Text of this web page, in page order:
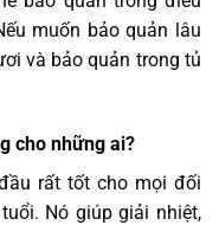
muốn bảo quản lâu
và bảo quản trong tủ
cho những ai?
rất tốt cho mọi đối
Nó giúp giải nhiệt,